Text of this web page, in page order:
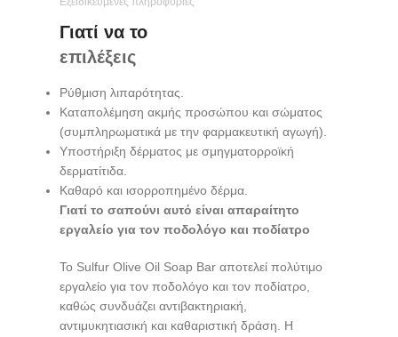
Γιατί να το
επιλέξεις
Ρύθμιση λιπαρότητας.
Καταπολέμηση ακμής προσώπου και σώματος
(συμπληρωματικά με την φαρμακευτική αγωγή).
Υποστήριξη δέρματος με σμηγματορροϊκή
δερματίτιδα.
Καθαρό και ισορροπημένο δέρμα.
Γιατί το σαπούνι αυτό είναι απαραίτητο
εργαλείο για τον ποδολόγο και ποδίατρο
Το Sulfur Olive Oil Soap Bar αποτελεί πολύτιμο
εργαλείο για τον ποδολόγο και τον ποδίατρο,
καθώς συνδυάζει αντιβακτηριακή,
αντιμυκητιασική και καθαριστική δράση. Η